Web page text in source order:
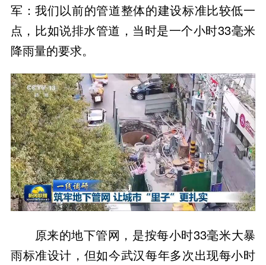
军：我们以前的管道整体的建设标准比较低一
点，比如说排水管道，当时是一个小时33毫米
降雨量的要求。
原来的地下管网，是按每小时33毫米大暴
雨标准设计，但如今武汉每年多次出现每小时